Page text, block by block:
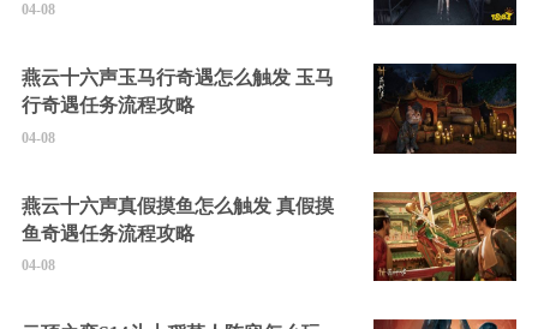
04-08
燕云十六声玉马行奇遇怎么触发 玉马
行奇遇任务流程攻略
04-08
燕云十六声真假摸鱼怎么触发 真假摸
鱼奇遇任务流程攻略
04-08